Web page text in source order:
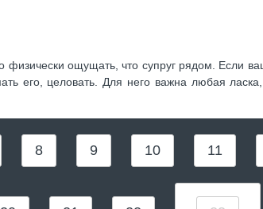
ощущать, что супруг рядом. Если
его, целовать. Для него важна любая ласка,
8 9 10 11